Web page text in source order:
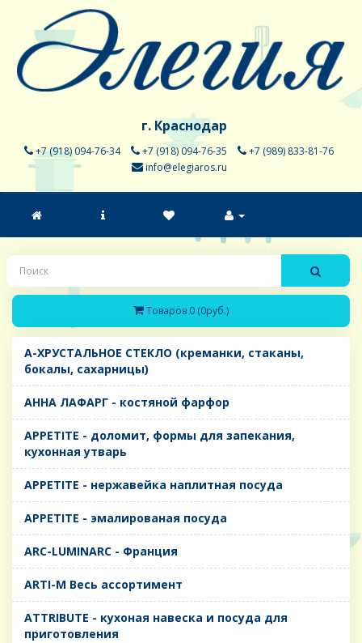
г. Краснодар
+7 (918) 094-76-34 +7 (918) 094-76-35
+7 (989) 833-81-76
info@elegiaros.ru
Товаров 0 (0руб.)
A-ХРУСТАЛЬНОЕ СТЕКЛО (креманки, стаканы,
бокалы, сахарницы)
AHHA ЛАФАРГ - костяной фарфор
APPETITE - доломит, формы для запекания,
кухонная утварь
APPETITE - нержавейка наплитная посуда
APPETITE - эмалированая посуда
ARC-LUMINARC - Франция
ARTI-M Весь ассортимент
ATTRIBUTE - кухоная навеска и посуда для
приготовления